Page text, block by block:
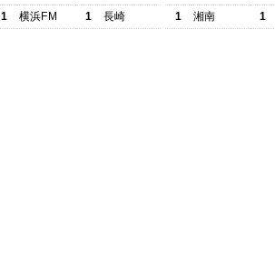
1
横浜FM 1 長崎
1
湘南 1